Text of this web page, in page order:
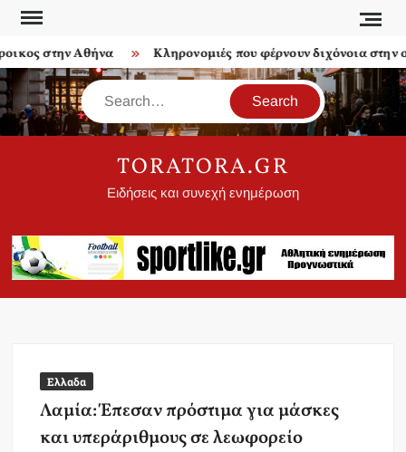
Skip
contentστην Αθήνα Κληρονομιές που φέρνουν διχόνοια στην
Search
TORATORA.GR
Ειδήσεις και συνεχή ενημέρωση
Ελλαδα
Λαμία: Έπεσαν πρόστιμα για μάσκες
και υπεράριθμους σε λεωφορείο